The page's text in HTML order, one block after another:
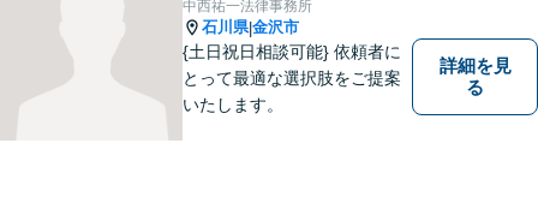
気軽にご相談ください。
中西祐一法律事務所
石川県|金沢市
{土日祝日相談可能} 依頼者に
とって最適な選択肢をご提案
いたします。
詳細を見
る